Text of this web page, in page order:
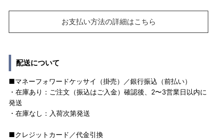
お支払い方法の詳細はこちら
配送について
■マネーフォワードケッサイ（掛売）／銀行振込（前払い）
・在庫あり：ご注文（振込はご入金）確認後、2〜3営業日以内に
発送
・在庫なし：入荷次第発送
■クレジットカード／代金引換